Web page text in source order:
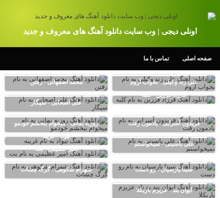
اونلی دیجی | وب سایت دانلود آهنگ های معروف و جدید
صفحه اصلی تماس با ما
علی زند وکیلی - بخواب آروم
محمد اصفهانی - رفتن
فرزاد فرزین - کلبه
علی اصحابی - سیگار
فریدون آسرایی - یادمون رفت روزبه بمانی - میخوام ببخشم خودمو
علی یاسینی - نمیخواستم
نیواد - غریبه
امیر عظیمی - بت
سینا پارسیان - رو دست شهرام شکوهی - گرگ چشات
ایوان بند - عزیزم باریکلا